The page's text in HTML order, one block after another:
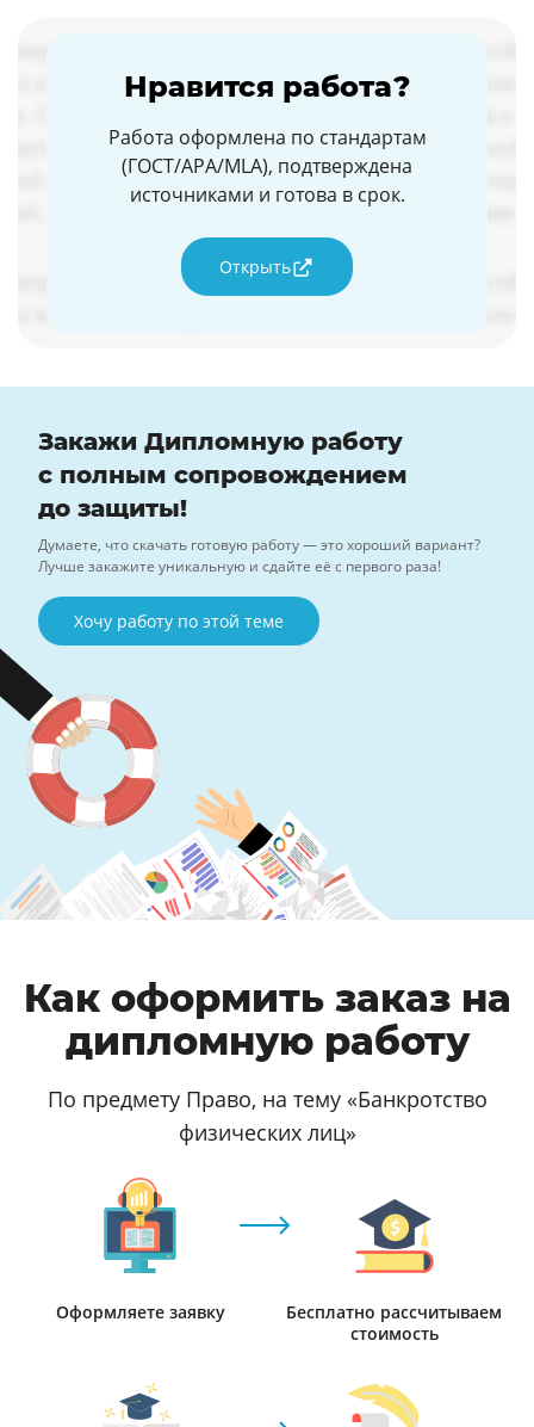
Нравится работа?
Работа оформлена по стандартам
(ГОСТ/APA/MLA), подтверждена
источниками и готова в срок.
Открыть
Закажи Дипломную работу
с полным сопровождением
до защиты!
Думаете, что скачать готовую работу — это хороший вариант?
Лучше закажите уникальную и сдайте её с первого раза!
Хочу работу по этой теме
Как оформить заказ на
дипломную работу
По предмету Право, на тему «Банкротство
физических лиц»
Оформляете заявку
Бесплатно рассчитываем
стоимость